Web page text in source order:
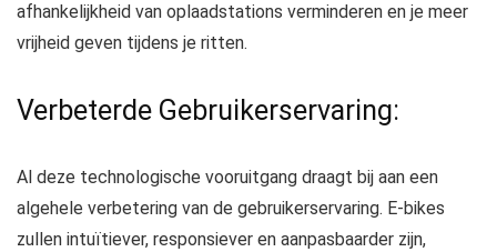
afhankelijkheid van oplaadstations verminderen en je meer
vrijheid geven tijdens je ritten.
Verbeterde Gebruikerservaring:
Al deze technologische vooruitgang draagt bij aan een
algehele verbetering van de gebruikerservaring. E-bikes
zullen intuïtiever, responsiever en aanpasbaarder zijn,